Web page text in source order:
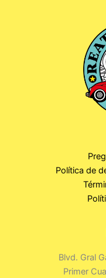
Política de
Blvd. Gral
Primer